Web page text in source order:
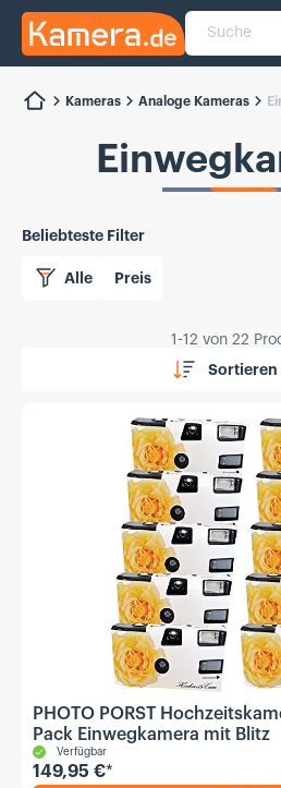
Kamera.de
Suche
Kameras Analoge Kameras
Beliebteste Filter
Alle Preis
1 -12 von 22
Sortieren
PHOTO PORST
Pack Einwegkamera mit Blitz
Verfügbar
149,95 €*